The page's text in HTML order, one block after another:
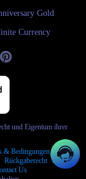
Gold
Currency
und Eigentum ihrer
& Bedingungen und
Rückgaberecht und
Us